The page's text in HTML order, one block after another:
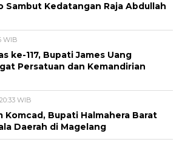
Sambut Kedatangan Raja Abdullah
WIB
ke-117, Bupati James Uang
Persatuan dan Kemandirian
WIB
Komcad, Bupati Halmahera Barat
Daerah di Magelang